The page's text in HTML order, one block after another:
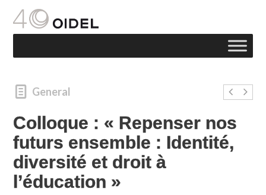
General
Colloque : « Repenser nos
futurs ensemble : Identité,
diversité et droit à
l’éducation »